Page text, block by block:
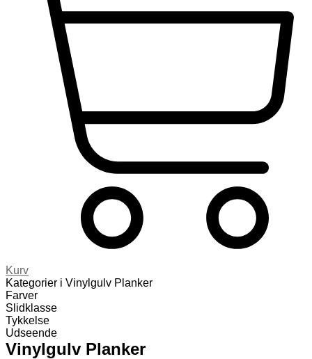
Kurv
Kategorier i Vinylgulv Planker
Farver
Slidklasse
Tykkelse
Udseende
Vinylgulv Planker